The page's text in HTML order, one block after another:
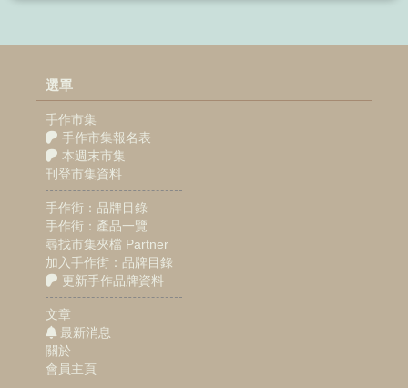
選單
手作市集
手作市集報名表
本週末市集
刊登市集資料
手作街：品牌目錄
手作街：產品一覽
尋找市集夾檔 Partner
加入手作街：品牌目錄
更新手作品牌資料
文章
最新消息
關於
會員主頁